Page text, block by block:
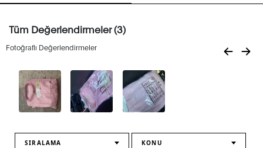
Tüm Değerlendirmeler (3)
Fotoğraflı Değerlendirmeler
SIRALAMA KONU